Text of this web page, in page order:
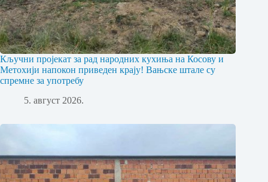
Кључни пројекат за рад народних кухиња на Косову и
Метохији напокон приведен крају! Вањске штале су
спремне за употребу
5. август 2026.